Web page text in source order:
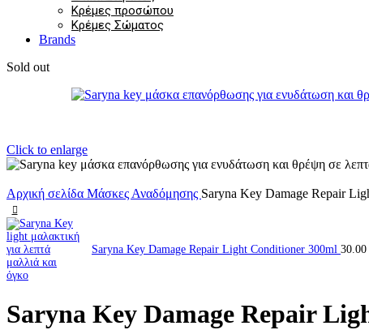
Κρέμες προσώπου
Κρέμες Σώματος
Brands
Sold out
Click to enlarge
Αρχική σελίδα Μάσκες Αναδόμησης Saryna Key Damage Repair
Saryna Key Damage Repair Light Conditioner 300ml 30.00
Saryna Key Damage Repair